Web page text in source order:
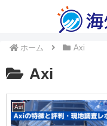
ホーム Axi
Axi
Axi